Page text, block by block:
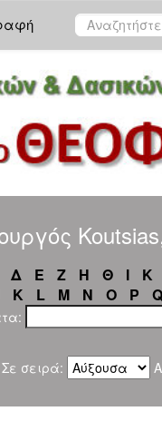
Δ Ε Ζ Η Θ Ι Κ
K L M N O P Q
Σε σειρά: